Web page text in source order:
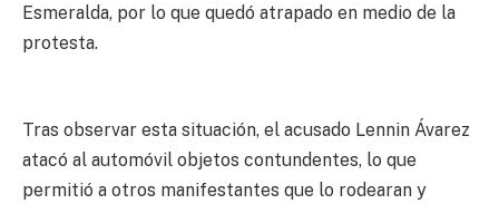
Esmeralda, por lo que quedó atrapado en medio de la
protesta.
Tras observar esta situación, el acusado Lennin Ávarez
atacó al automóvil objetos contundentes, lo que
permitió a otros manifestantes que lo rodearan y